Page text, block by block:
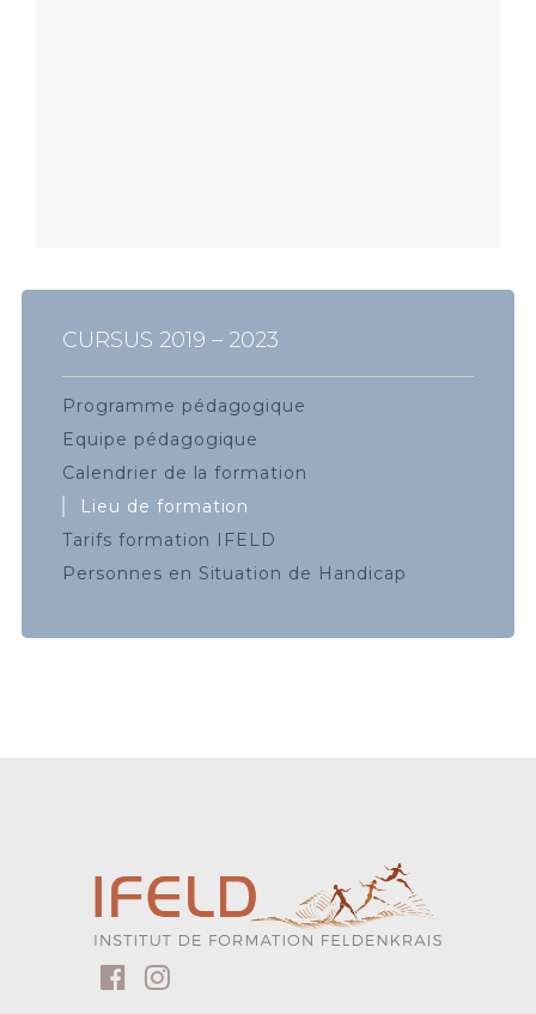
CURSUS 2019 – 2023
Programme pédagogique
Equipe pédagogique
Calendrier de la formation
Lieu de formation
Tarifs formation IFELD
Personnes en Situation de Handicap